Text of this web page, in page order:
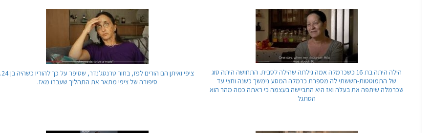
הילה היתה בת 16 כשכרמלה אמה גילתה שהילה לסבית. התחושה היתה סוג
של התמוטטות-חששתי לה מספרת כרמלה המסע נימשך כשנה וחצי עד
שכרמלה שיתפה את בעלה ואז היא התביישה בעצמה כי ראתה כמה מהר הוא
הסתגל
ציפי ואיתן הם הורים לפז, בחור טרנסג'נדר, שסיפר על כך להוריו כשהיה בן 24.
סיפורה של ציפי מתאר את התהליך שעברו מאז.